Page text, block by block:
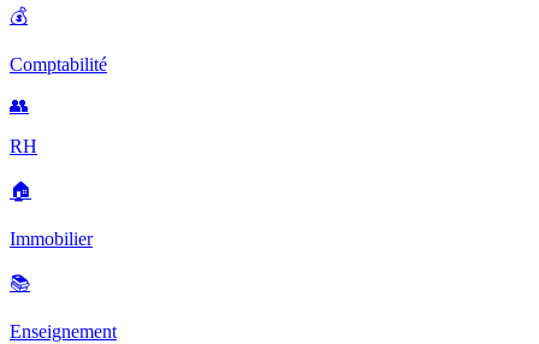
💰
Comptabilité
👥
RH
🏠
Immobilier
📚
Enseignement